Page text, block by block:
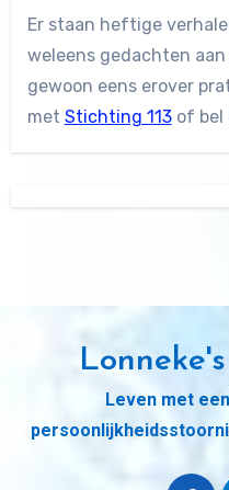
Er staan heftige
weleens gedachten
gewoon eens erover
met Stichting 113of bel
Leven met